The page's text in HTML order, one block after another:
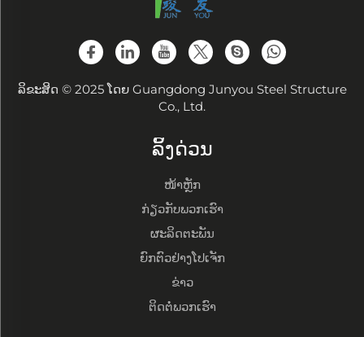
ລິຂະສິດ © 2025 ໂດຍ Guangdong Junyou Steel Structure
Co., Ltd.
ລິ້ງດ່ວນ
ໜ້າຫຼັກ
ກ່ຽວກັບພວກເຮົາ
ຜະລິດຕະພັນ
ຍົກຕົວຢ່າງໂປເຈັກ
ຂ່າວ
ຕິດຕໍ່ພວກເຮົາ